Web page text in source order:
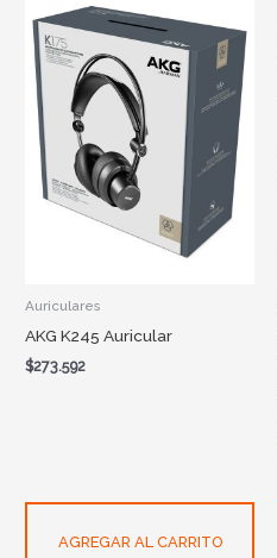
Auriculares
AKG K245 Auricular
$273.592
AGREGAR AL CARRITO